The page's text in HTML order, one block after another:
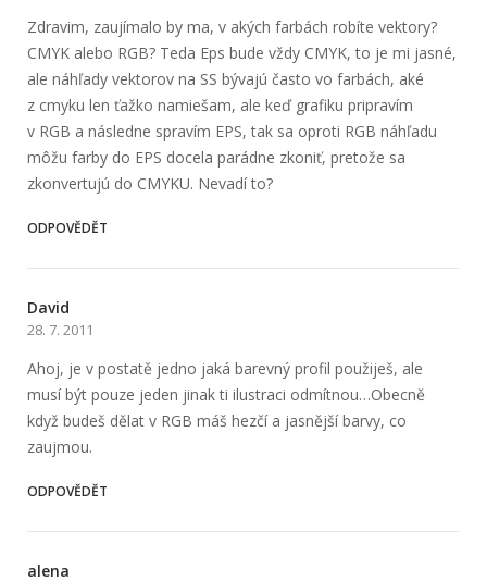
Zdravim, zaujímalo by ma, v akých farbách robíte vektory?
CMYK alebo RGB? Teda Eps bude vždy CMYK, to je mi jasné,
ale náhľady vektorov na SS bývajú často vo farbách, aké
z cmyku len ťažko namiešam, ale keď grafiku pripravím
v RGB a následne spravím EPS, tak sa oproti RGB náhľadu
môžu farby do EPS docela parádne zkoniť, pretože sa
zkonvertujú do CMYKU. Nevadí to?
ODPOVĚDĚT
David
28. 7. 2011
Ahoj, je v postatě jedno jaká barevný profil použiješ, ale
musí být pouze jeden jinak ti ilustraci odmítnou…Obecně
když budeš dělat v RGB máš hezčí a jasnější barvy, co
zaujmou.
ODPOVĚDĚT
alena